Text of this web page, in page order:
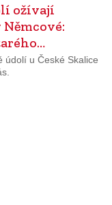
ožívají
údolí u České Skalice